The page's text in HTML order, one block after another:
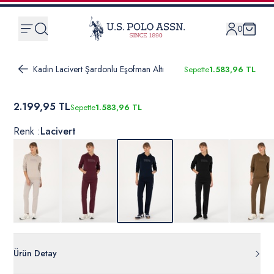
0
Kadın Lacivert Şardonlu Eşofman Altı Sepette1.583,96 TL
2.199,95 TLSepette1.583,96 TL
Renk :Lacivert
Ürün Detay